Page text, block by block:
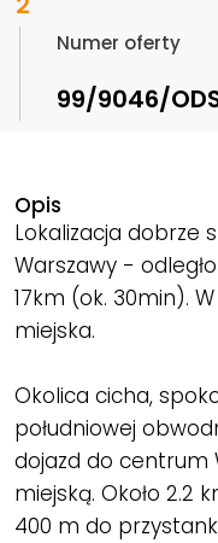
Numer oferty
99/9046/
Opis
Lokalizacja dobrze
Warszawy -
17km (ok. 30min).
miejska.
Okolica cicha,
południowej
dojazd do centrum
miejską. Około 2.2
400 m do